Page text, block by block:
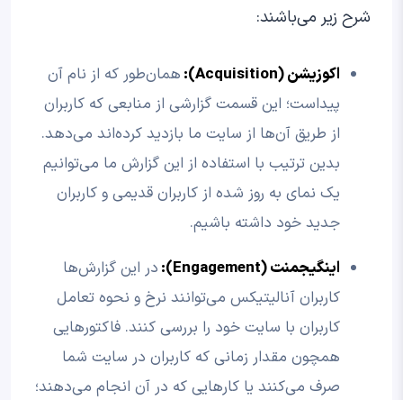
شرح زیر می‌باشند:
اکوزیشن (Acquisition):
همان‌طور که از نام آن
پیداست؛ این قسمت گزارشی از منابعی که کاربران
از طریق آن‌ها از سایت ما بازدید کرده‌اند می‌دهد.
بدین ترتیب با استفاده از این گزارش ما می‌توانیم
یک نمای به روز شده از کاربران قدیمی و کاربران
جدید خود داشته باشیم.
اینگیجمنت (Engagement
): در این گزارش‌ها
کاربران آنالیتیکس می‌توانند نرخ و نحوه تعامل
کاربران با سایت خود را بررسی کنند. فاکتورهایی
همچون مقدار زمانی که کاربران در سایت شما
صرف می‌کنند یا کارهایی که در آن انجام می‌دهند؛